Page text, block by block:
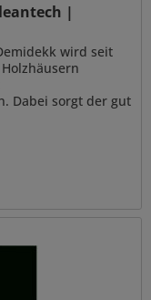
|
wird seit
Dabei sorgt der gut